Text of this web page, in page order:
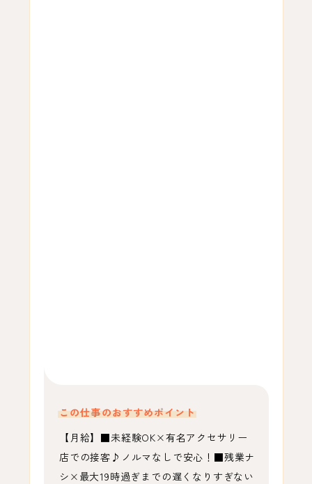
この仕事のおすすめポイント
【月給】■未経験OK×有名アクセサリー
店での接客♪ノルマなしで安心！■残業ナ
シ×最大19時過ぎまでの遅くなりすぎない